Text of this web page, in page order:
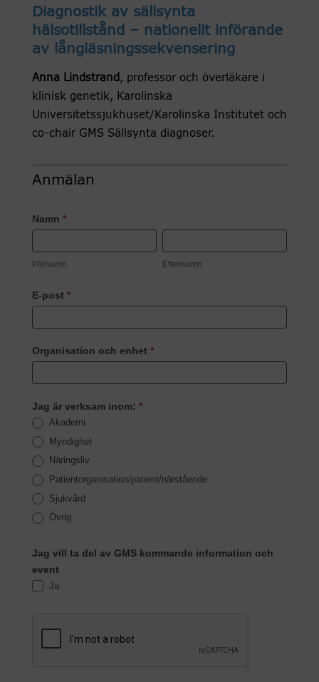
Diagnostik av sällsynta
hälsotillstånd – nationellt införande
av långläsningssekvensering
Anna Lindstrand , professor och överläkare i
klinisk genetik, Karolinska
Universitetssjukhuset/Karolinska Institutet och
co-chair GMS Sällsynta diagnoser.
Anmälan
Registrering
Lunchseminarieserium
13
november
Lindstrand
Namn *
Förnamn Efternamn
E-post *
Organisation och enhet *
Jag är verksam inom: *
Akademi
Myndighet
Näringsliv
Patientorganisation/patient/närstående
Sjukvård
Övrig
Jag vill ta del av GMS kommande information och
event
Ja